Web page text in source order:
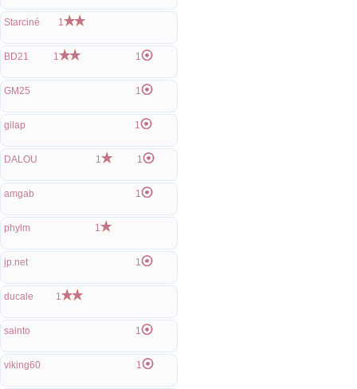
Starciné 1
BD21 1 1
GM25 1
gilap 1
DALOU 1 1
amgab 1
phylm 1
jp.net 1
ducale 1
sainto 1
viking60 1